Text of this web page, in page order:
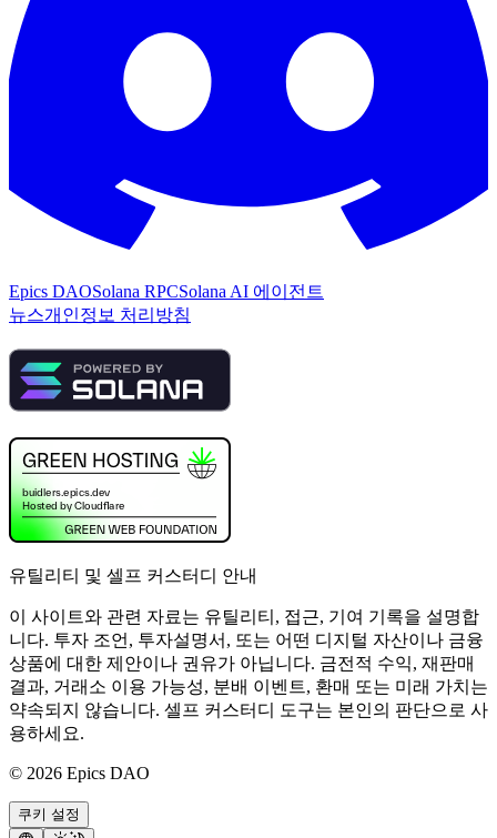
Epics DAOSolana RPCSolana AI 에이전트
뉴스개인정보 처리방침
유틸리티 및 셀프 커스터디 안내
이 사이트와 관련 자료는 유틸리티, 접근, 기여 기록을 설명합
니다. 투자 조언, 투자설명서, 또는 어떤 디지털 자산이나 금융
상품에 대한 제안이나 권유가 아닙니다. 금전적 수익, 재판매
결과, 거래소 이용 가능성, 분배 이벤트, 환매 또는 미래 가치는
약속되지 않습니다. 셀프 커스터디 도구는 본인의 판단으로 사
용하세요.
© 2026 Epics DAO
쿠키 설정